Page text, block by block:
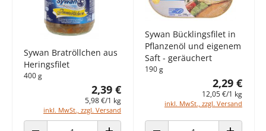
Sywan Bratröllchen aus
Heringsfilet
400 g
2,39 €
5,98 €/1 kg
inkl. MwSt., zzgl. Versand
Sywan Bücklingsfilet in
Pflanzenöl und eigenem
Saft - geräuchert
190 g
2,29 €
12,05 €/1 kg
inkl. MwSt., zzgl. Versand